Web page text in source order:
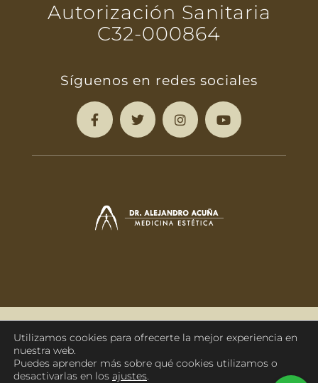
Autorización Sanitaria
C32-000864
Síguenos en redes sociales
988 210 201 Sáenz Díez 44 | Ourense
Utilizamos cookies para ofrecerte la mejor experiencia en
nuestra web.
Puedes aprender más sobre qué cookies utilizamos o
desactivarlas en los ajustes.